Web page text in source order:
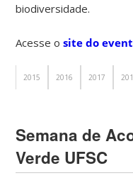
biodiversidade.
Acesse osite do
2015 2016 2017
Semana de
Verde UFSC